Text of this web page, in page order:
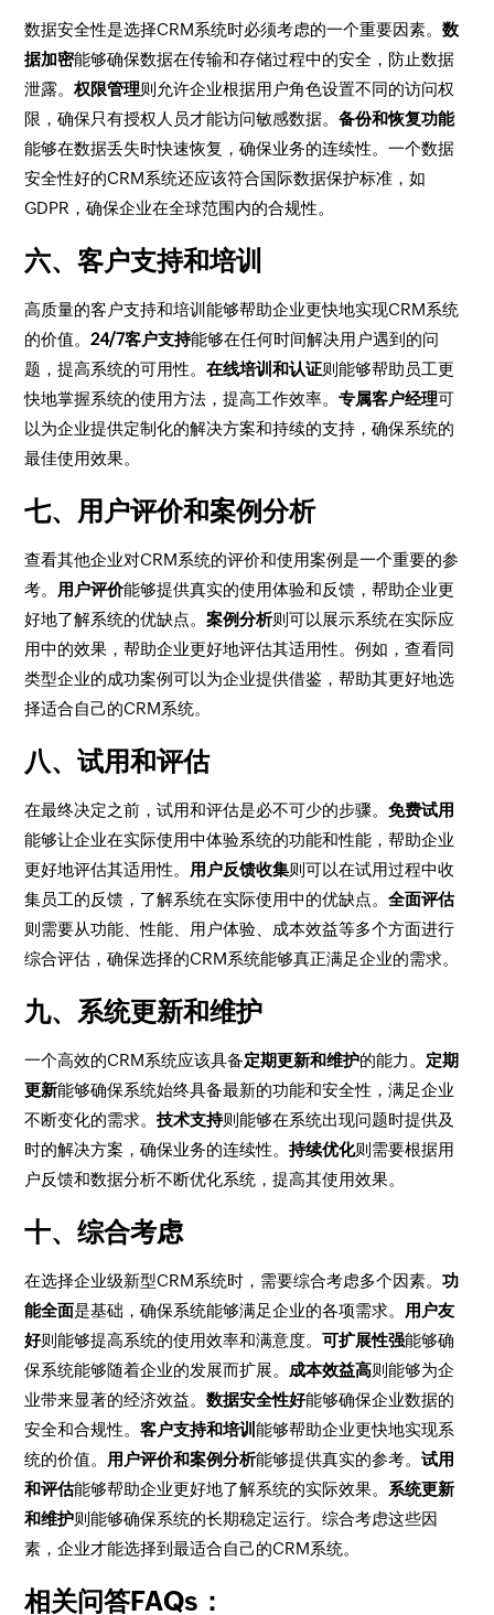
数据安全性是选择CRM系统时必须考虑的一个重要因素。数
据加密能够确保数据在传输和存储过程中的安全，防止数据
泄露。权限管理则允许企业根据用户角色设置不同的访问权
限，确保只有授权人员才能访问敏感数据。备份和恢复功能
能够在数据丢失时快速恢复，确保业务的连续性。一个数据
安全性好的CRM系统还应该符合国际数据保护标准，如
GDPR，确保企业在全球范围内的合规性。
六、客户支持和培训
高质量的客户支持和培训能够帮助企业更快地实现CRM系统
的价值。24/7客户支持能够在任何时间解决用户遇到的问
题，提高系统的可用性。在线培训和认证则能够帮助员工更
快地掌握系统的使用方法，提高工作效率。专属客户经理可
以为企业提供定制化的解决方案和持续的支持，确保系统的
最佳使用效果。
七、用户评价和案例分析
查看其他企业对CRM系统的评价和使用案例是一个重要的参
考。 用户评价能够提供真实的使用体验和反馈，帮助企业更
好地了解系统的优缺点。案例分析则可以展示系统在实际应
用中的效果，帮助企业更好地评估其适用性。例如，查看同
类型企业的成功案例可以为企业提供借鉴，帮助其更好地选
择适合自己的CRM系统。
八、试用和评估
在最终决定之前，试用和评估是必不可少的步骤。免费试用
能够让企业在实际使用中体验系统的功能和性能，帮助企业
更好地评估其适用性。 用户反馈收集则可以在试用过程中收
集员工的反馈，了解系统在实际使用中的优缺点。全面评估
则需要从功能、性能、用户体验、成本效益等多个方面进行
综合评估，确保选择的CRM系统能够真正满足企业的需求。
九、系统更新和维护
一个高效的CRM系统应该具备定期更新和维护的能力。 定期
更新能够确保系统始终具备最新的功能和安全性，满足企业
不断变化的需求。技术支持则能够在系统出现问题时提供及
时的解决方案，确保业务的连续性。持续优化则需要根据用
户反馈和数据分析不断优化系统，提高其使用效果。
十、综合考虑
在选择企业级新型CRM系统时，需要综合考虑多个因素。功
能全面是基础，确保系统能够满足企业的各项需求。 用户友
好则能够提高系统的使用效率和满意度。可扩展性强能够确
保系统能够随着企业的发展而扩展。 成本效益高则能够为企
业带来显著的经济效益。数据安全性好能够确保企业数据的
安全和合规性。客户支持和培训能够帮助企业更快地实现系
统的价值。 用户评价和案例分析能够提供真实的参考。试用
和评估能够帮助企业更好地了解系统的实际效果。 系统更新
和维护则能够确保系统的长期稳定运行。综合考虑这些因
素，企业才能选择到最适合自己的CRM系统。
相关问答FAQs：